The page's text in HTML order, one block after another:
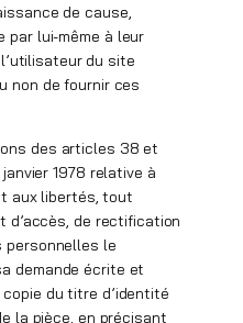
de cause,
par lui-même à leur
du site
non de fournir ces
des articles 38 et
1978 relative à
aux libertés, tout
d’accès, de rectification
personnelles le
demande écrite et
copie du titre d’identité
la pièce, en précisant